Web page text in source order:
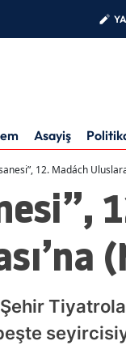
Asayiş
12. Madách